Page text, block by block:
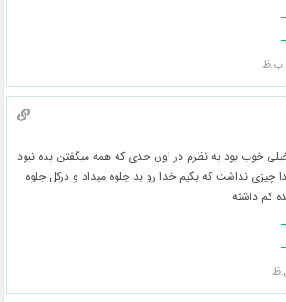
خوب بود به نظرم در اون حدی که همه میگفتن بده نبود
چیزی نداشت که بگیم خدا رو بد جلوه میداد و درکل جلوه
کم داشته